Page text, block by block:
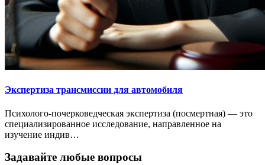
Экспертиза трансмиссии для автомобиля
Психолого-почерковедческая экспертиза (посмертная) — это
специализированное исследование, направленное на
изучение индив…
Задавайте любые вопросы